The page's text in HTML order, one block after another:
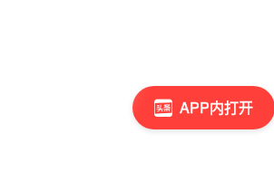
APP内打开